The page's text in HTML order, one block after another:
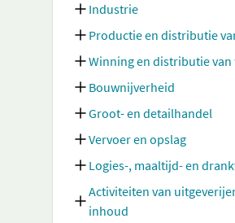
Industrie
Productie en distributie
Winning en distributie
Bouwnijverheid
Groot- en detailhandel
Vervoer en opslag
Logies-, maaltijd- en
Activiteiten van
inhoud